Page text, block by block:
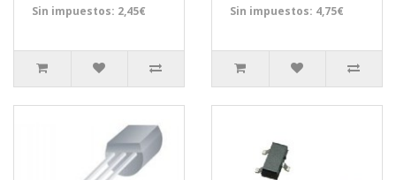
Sin impuestos: 2,45€
Sin impuestos: 4,75€